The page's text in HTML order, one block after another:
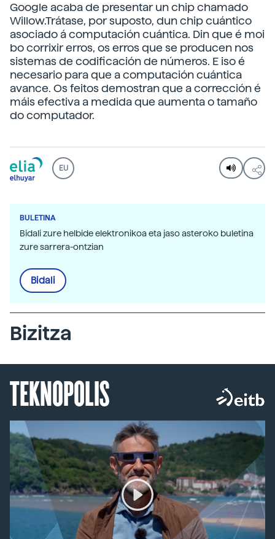
Google acaba de presentar un chip chamado
Willow.Trátase, por suposto, dun chip cuántico
asociado á computación cuántica. Din que é moi
bo corrixir erros, os erros que se producen nos
sistemas de codificación de números. E iso é
necesario para que a computación cuántica
avance. Os feitos demostran que a corrección é
máis efectiva a medida que aumenta o tamaño
do computador.
EU
BULETINA
Bidali zure helbide elektronikoa eta jaso asteroko buletina
zure sarrera-ontzian
Bidali
Bizitza
TEKNOPOLIS